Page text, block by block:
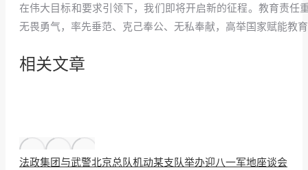
在伟大目标和要求引领下，我们即将开启新的征程。教育责
无畏勇气，率先垂范、克己奉公、无私奉献，高举国家赋能教
相关文章
法政集团与武警北京总队机动某支队举办迎八一军地座谈会